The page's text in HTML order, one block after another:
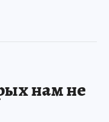
нам не